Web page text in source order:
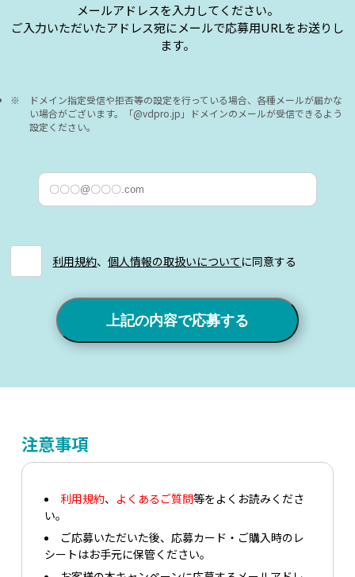
メールアドレスを入力してください。
ご入力いただいたアドレス宛にメールで応募用URLをお送りし
ます。
ドメイン指定受信や拒否等の設定を行っている場合、各種メールが届かな
い場合がございます。「@vdpro.jp」ドメインのメールが受信できるよう
設定ください。
利用規約、個人情報の取扱いについて に同意する
上記の内容で応募する
注意事項
利用規約、 よくあるご質問等をよくお読みくださ
い。
ご応募いただいた後、応募カード・ご購入時のレ
シートはお手元に保管ください。